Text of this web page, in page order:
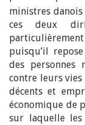
ministres
ces deux
puisqu’il
des personnes
contre leurs
décents et
économique de
sur laquelle les